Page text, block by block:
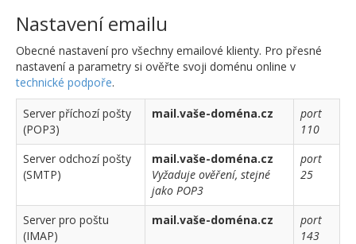
Nastavení emailu
Obecné nastavení pro všechny emailové klienty. Pro přesné
nastavení a parametry si ověřte svoji doménu online v
technické podpoře.
Server příchozí pošty
(POP3)
mail.vaše-doména.cz
port
110
Server odchozí pošty
(SMTP)
mail.vaše-doména.cz
Vyžaduje ověření, stejné
jako POP3
port
25
Server pro poštu
(IMAP)
mail.vaše-doména.cz
port
143